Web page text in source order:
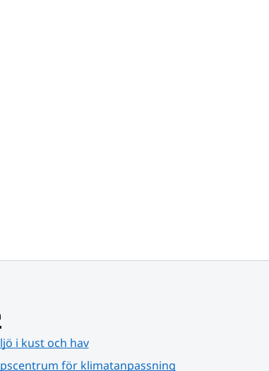
i kust och hav
för klimatanpassning